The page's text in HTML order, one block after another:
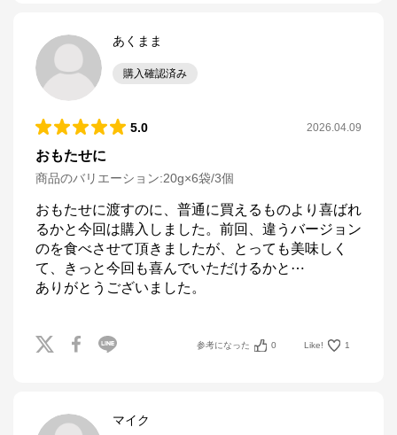
あくまま
購入確認済み
5.0 2026.04.09
おもたせに
商品のバリエーション:20g×6袋/3個
おもたせに渡すのに、普通に買えるものより喜ばれ
るかと今回は購入しました。前回、違うバージョン
のを食べさせて頂きましたが、とっても美味しく
て、きっと今回も喜んでいただけるかと⋯
ありがとうございました。
参考になった 0 Like! 1
マイク